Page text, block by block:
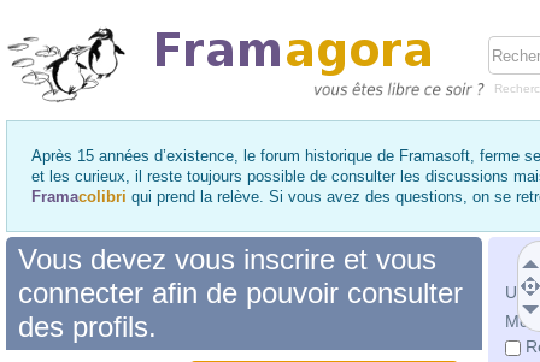
Après 15 années d’existence, le forum historique de Framasoft, ferme
et les curieux, il reste toujours possible de consulter les discussions
Framacolibri qui prend la relève. Si vous avez des questions, on se
Mot
Vous devez vous inscrire et vous
connecter afin de pouvoir consulter
des profils.